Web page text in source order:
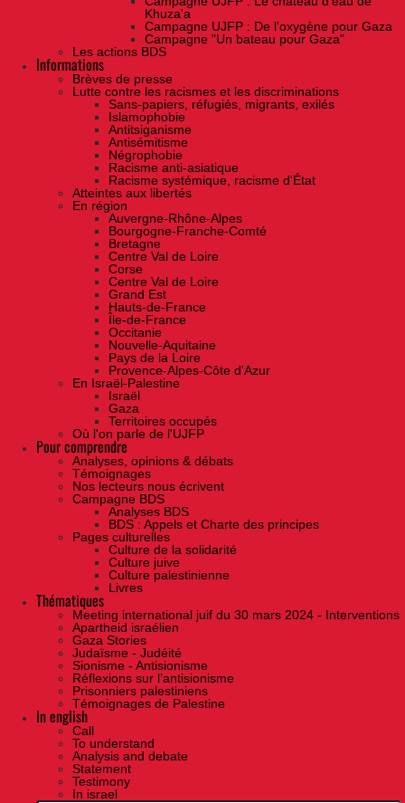
Khuza'a
Campagne UJFP : De l'oxygène pour Gaza
Campagne "Un bateau pour Gaza"
Les actions BDS
Informations
Brèves de presse
Lutte contre les racismes et les discriminations
Sans-papiers, réfugiés, migrants, exilés
Islamophobie
Antitsiganisme
Antisémitisme
Négrophobie
Racisme anti-asiatique
Racisme systémique, racisme d'État
Atteintes aux libertés
En région
Auvergne-Rhône-Alpes
Bourgogne-Franche-Comté
Bretagne
Centre Val de Loire
Corse
Centre Val de Loire
Grand Est
Hauts-de-France
Île-de-France
Occitanie
Nouvelle-Aquitaine
Pays de la Loire
Provence-Alpes-Côte d'Azur
En Israël-Palestine
Israël
Gaza
Territoires occupés
Où l'on parle de l'UJFP
Pour comprendre
Analyses, opinions & débats
Témoignages
Nos lecteurs nous écrivent
Campagne BDS
Analyses BDS
BDS : Appels et Charte des principes
Pages culturelles
Culture de la solidarité
Culture juive
Culture palestinienne
Livres
Thématiques
Meeting international juif du 30 mars 2024 - Interventions
Apartheid israélien
Gaza Stories
Judaïsme - Judéité
Sionisme - Antisionisme
Réflexions sur l’antisionisme
Prisonniers palestiniens
Témoignages de Palestine
In english
Call
To understand
Analysis and debate
Statement
Testimony
In israel